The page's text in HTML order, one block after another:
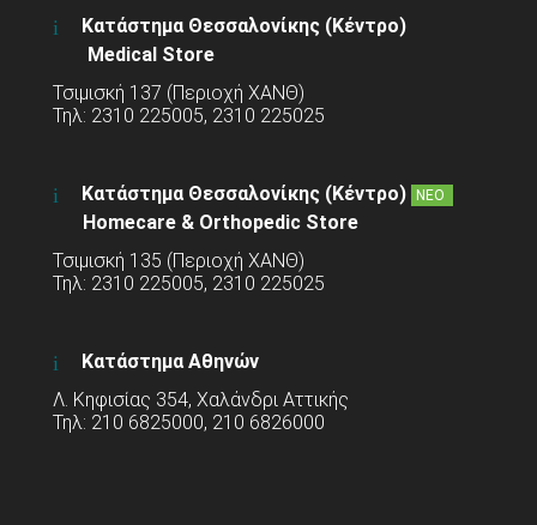
Κατάστημα Θεσσαλονίκης (Κέντρο)
Medical Store
Τσιμισκή 137 (Περιοχή ΧΑΝΘ)
Τηλ: 2310 225005, 2310 225025
Κατάστημα Θεσσαλονίκης (Κέντρο) ΝΕΟ
Homecare & Orthopedic Store
Τσιμισκή 135 (Περιοχή ΧΑΝΘ)
Τηλ: 2310 225005, 2310 225025
Κατάστημα Αθηνών
Λ. Κηφισίας 354, Χαλάνδρι Αττικής
Τηλ: 210 6825000, 210 6826000